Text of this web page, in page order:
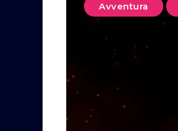
Avventura